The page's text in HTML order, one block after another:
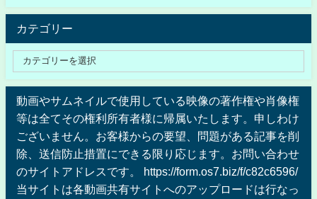
カテゴリー
動画やサムネイルで使用している映像の著作権や肖像権
等は全てその権利所有者様に帰属いたします。申しわけ
ございません。お客様からの要望、問題がある記事を削
除、送信防止措置にできる限り応じます。お問い合わせ
のサイトアドレスです。 https://form.os7.biz/f/c82c6596/
当サイトは各動画共有サイトへのアップロードは行なっ